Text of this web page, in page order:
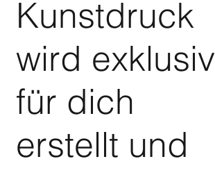
Kunstdruck
wird exklusiv
für dich
erstellt und